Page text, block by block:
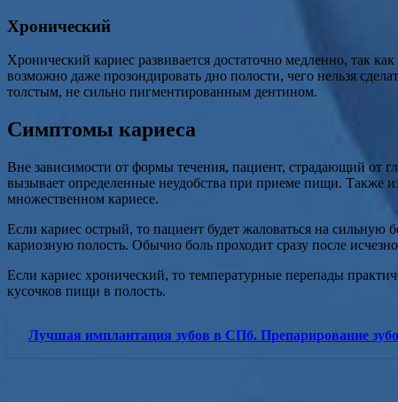
Хронический
Хронический кариес развивается достаточно медленно, так
возможно даже прозондировать дно полости, чего нельзя
толстым, не сильно пигментированным дентином.
Симптомы кариеса
Вне зависимости от формы течения, пациент, страдающий от
вызывает определенные неудобства при приеме пищи. Также
множественном кариесе.
Если кариес острый, то пациент будет жаловаться на
кариозную полость. Обычно боль проходит сразу после
Если кариес хронический, то температурные перепады
кусочков пищи в полость.
Лучшая имплантация зубов в СПб. Препарирование